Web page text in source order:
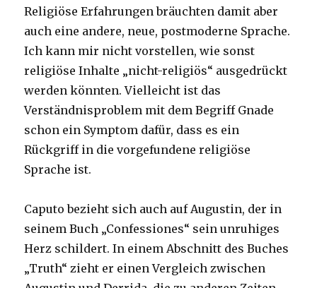
Religiöse Erfahrungen bräuchten damit aber
auch eine andere, neue, postmoderne Sprache.
Ich kann mir nicht vorstellen, wie sonst
religiöse Inhalte „nicht-religiös“ ausgedrückt
werden könnten. Vielleicht ist das
Verständnisproblem mit dem Begriff Gnade
schon ein Symptom dafür, dass es ein
Rückgriff in die vorgefundene religiöse
Sprache ist.
Caputo bezieht sich auch auf Augustin, der in
seinem Buch „Confessiones“ sein unruhiges
Herz schildert. In einem Abschnitt des Buches
„Truth“ zieht er einen Vergleich zwischen